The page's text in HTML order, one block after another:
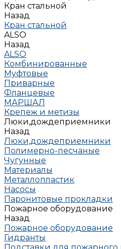
Кран стальной
Назад
Кран стальной
ALSO
Назад
ALSO
Комбинированные
Муфтовые
Приварные
Фланцевые
МАРШАЛ
Крепеж и метизы
Люки,дождеприемники
Назад
Люки,дождеприемники
Полимерно-песчаные
Чугунные
Материалы
Металлопластик
Насосы
Паронитовые прокладки
Пожарное оборудование
Назад
Пожарное оборудование
Гидранты